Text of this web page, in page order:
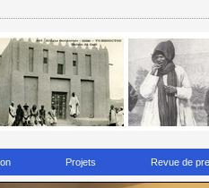
Projets Revue de